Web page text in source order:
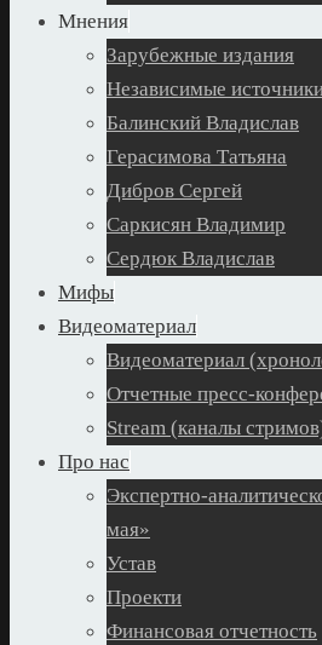
Мнения
Зарубежные издания
Независимые
Балинский Владислав
Герасимова Татьяна
Дибров Сергей
Саркисян Владимир
Сердюк Владислав
Мифы
Видеоматериал
Видеоматериал
Отчетные пресс-
Stream (каналы
Про нас
Экспертно-
мая»
Устав
Проекти
Финансовая отчетность